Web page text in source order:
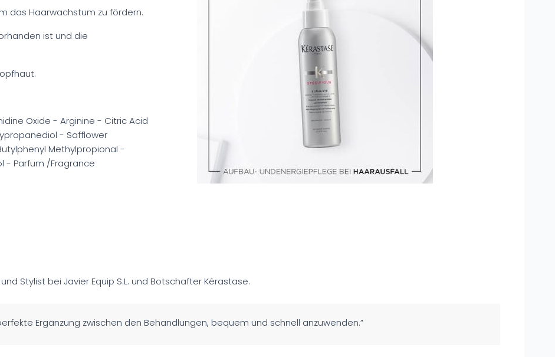
das Haarwachstum zu fördern.
ist und die
Oxide - Arginine - Citric Acid
- Safflower
Methylpropional -
- Parfum /Fragrance
Stylist bei Javier Equip S.L. und Botschafter Kérastase.
Ergänzung zwischen den Behandlungen, bequem und schnell anzuwenden.”